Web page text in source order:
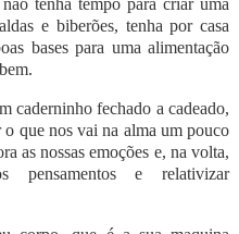
tenha tempo para criar uma
e biberões, tenha por casa
bases para uma alimentação
caderninho fechado a cadeado,
o que nos vai na alma um pouco
as nossas emoções e, na volta,
pensamentos e relativizar